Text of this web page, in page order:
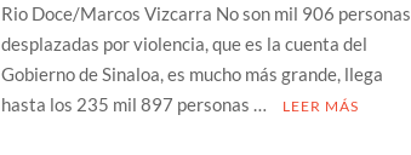
Rio Doce/Marcos Vizcarra No son mil 906 personas
desplazadas por violencia, que es la cuenta del
Gobierno de Sinaloa, es mucho más grande, llega
hasta los 235 mil 897 personas …
LEER MÁS